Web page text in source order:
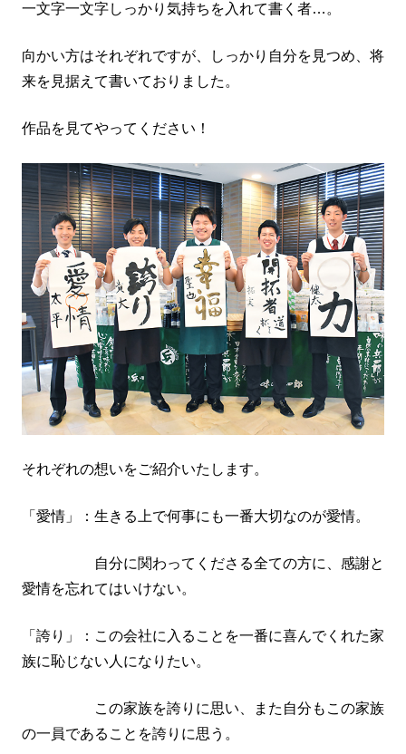
一文字一文字しっかり気持ちを入れて書く者…。
向かい方はそれぞれですが、しっかり自分を見つめ、将
来を見据えて書いておりました。
作品を見てやってください！
それぞれの想いをご紹介いたします。
「愛情」：生きる上で何事にも一番大切なのが愛情。
自分に関わってくださる全ての方に、感謝と
愛情を忘れてはいけない。
「誇り」：この会社に入ることを一番に喜んでくれた家
族に恥じない人になりたい。
この家族を誇りに思い、また自分もこの家族
の一員であることを誇りに思う。